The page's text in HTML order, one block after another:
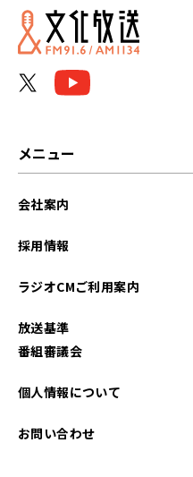
メニュー
会社案内
採用情報
ラジオCMご利用案内
放送基準
番組審議会
個人情報について
お問い合わせ